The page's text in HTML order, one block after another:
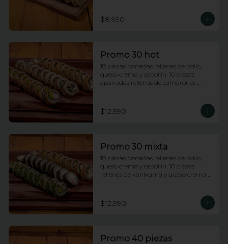
$8.990
Promo 30 hot
10 piezas panadas rellenas de pollo,
queso crema y cebollin. 10 piezas
apanadas rellenas de camarones
queso crema y cebollin.
$12.990
Promo 30 mixta
10 piezas panadas rellenas de pollo,
queso crema y cebollin. 10 piezas
rellenas de kanikama y queso crema
envueltas en ciboulette.
$12.990
Promo 40 piezas